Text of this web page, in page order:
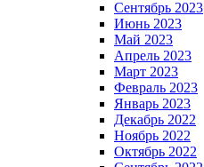
Сентябрь 2023
Июнь 2023
Май 2023
Апрель 2023
Март 2023
Февраль 2023
Январь 2023
Декабрь 2022
Ноябрь 2022
Октябрь 2022